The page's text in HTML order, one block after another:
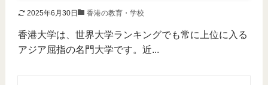
2025年6月30日 香港の教育・学校
香港大学は、世界大学ランキングでも常に上位に入る
アジア屈指の名門大学です。近...